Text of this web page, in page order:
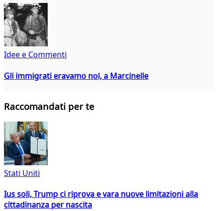
Idee e Commenti
Gli immigrati eravamo noi, a Marcinelle
Raccomandati per te
Stati Uniti
Ius soli, Trump ci riprova e vara nuove limitazioni alla
cittadinanza per nascita